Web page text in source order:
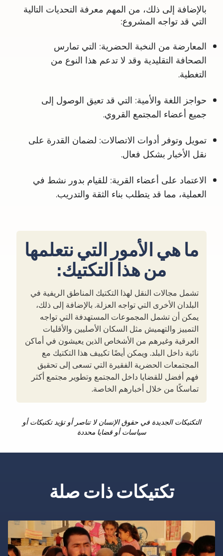
بالإضافة إلى ذلك، من المهم معرفة التحديات التالية
التي قد تواجه المشروع:
المعارضة من النخبة الحضرية: التي تمارس
الصحافة التقليدية وقد لا تدعم هذا النوع من
التغطية.
حواجز اللغة والأمية: التي قد تعيق الوصول إلى
جميع أعضاء المجتمع القروي.
تمويل وتوفر أدوات الاتصالات: لضمان القدرة على
نقل الأخبار بشكل فعال.
الاعتماد على أعضاء القرية: للقيام بدور نشط في
العملية، مما قد يتطلب بناء الثقة والتدريب.
ما هي الأمور التي نتعلمها
من هذا التكتيك:
تشمل مجالات النقل لهذا التكتيك المناطق الريفية في
البلدان الأخرى التي تواجه العزلة. بالإضافة إلى ذلك،
يمكن أن تشمل المجموعات المستهدفة التي تواجه
التمييز والتهميش مثل السكان الأصليين والأقليات
العرقية وغيرهم من الأشخاص الذين يعيشون في أماكن
نائية داخل البلد. ويمكن أيضًا تكييف هذا التكتيك مع
المجتمعات الحضرية الفقيرة التي تسعى إلى تحقيق
فهم أفضل للقضايا داخل المجتمع وتطوير مجتمع أكثر
تماسكًا من خلال أخبارهم الخاصة.
التكتيكات الجديدة في حقوق الإنسان لا تناصر أو تؤيد تكتيكات أو
سياسات أو قضايا محددة
تكتيكات ذات صلة